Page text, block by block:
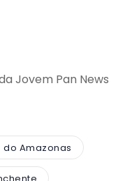
Jovem Pan News
do Amazonas